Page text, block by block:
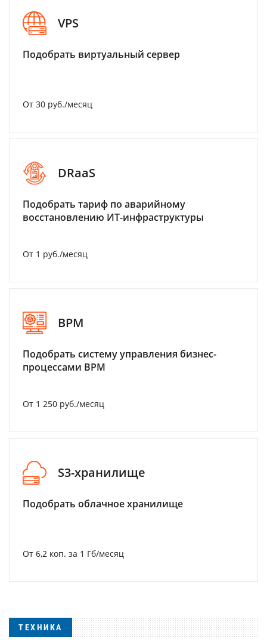
VPS
Подобрать виртуальный сервер
От 30 руб./месяц
DRaaS
Подобрать тариф по аварийному
восстановлению ИТ-инфраструктуры
От 1 руб./месяц
BPM
Подобрать систему управления бизнес-
процессами BPM
От 1 250 руб./месяц
S3-хранилище
Подобрать облачное хранилище
От 6,2 коп. за 1 Гб/месяц
ТЕХНИКА